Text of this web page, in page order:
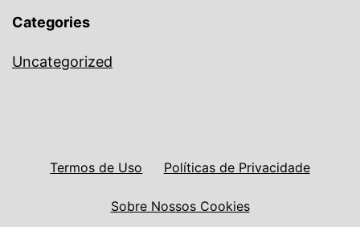
Categories
Uncategorized
Termos de Uso Políticas de Privacidade
Sobre Nossos Cookies